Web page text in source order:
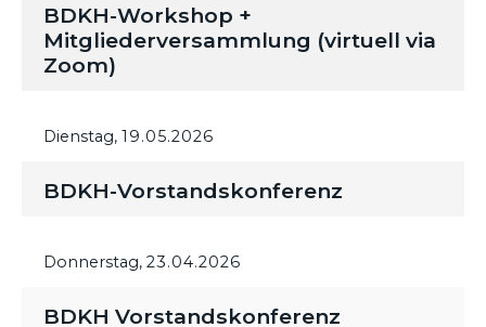
BDKH-Workshop +
Mitgliederversammlung (virtuell via
Zoom)
Dienstag, 19.05.2026
BDKH-Vorstandskonferenz
Donnerstag, 23.04.2026
BDKH Vorstandskonferenz